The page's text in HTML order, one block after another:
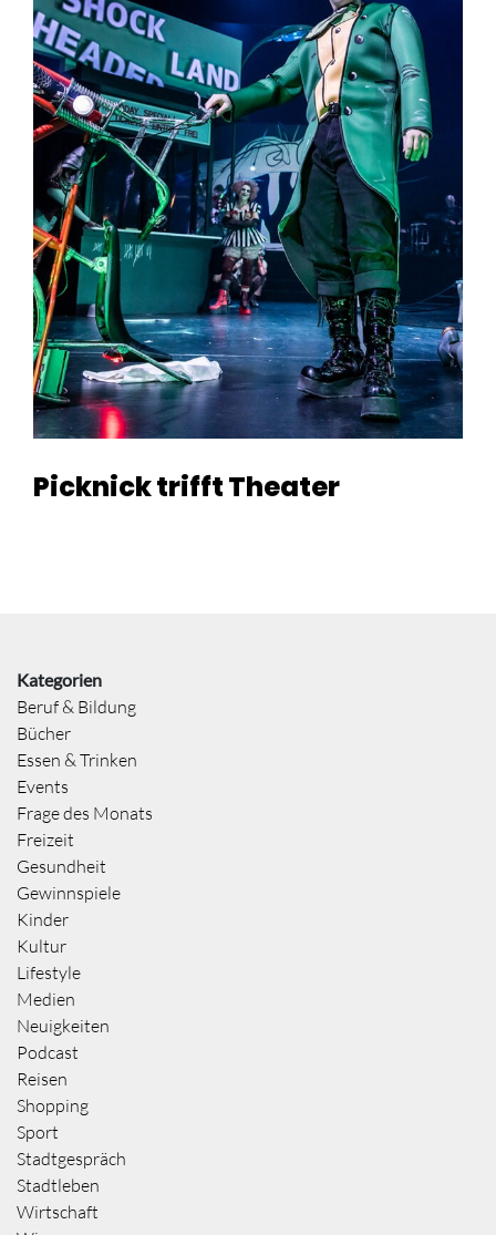
Picknick trifft Theater
Kategorien
Beruf & Bildung
Bücher
Essen & Trinken
Events
Frage des Monats
Freizeit
Gesundheit
Gewinnspiele
Kinder
Kultur
Lifestyle
Medien
Neuigkeiten
Podcast
Reisen
Shopping
Sport
Stadtgespräch
Stadtleben
Wirtschaft